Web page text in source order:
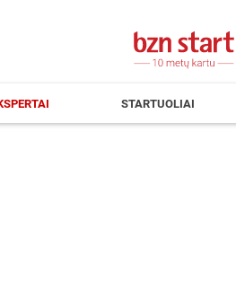
STARTUOLIAI